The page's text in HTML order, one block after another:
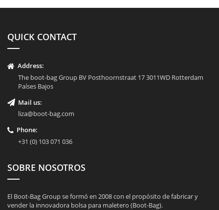
QUICK CONTACT
Address:
The boot-bag Group BV Posthoornstraat 17 3011WD Rotterdam
Países Bajos
Mail us:
liza@boot-bag.com
Phone:
+31 (0) 103 071 036
SOBRE NOSOTROS
El Boot-Bag Group se formó en 2008 con el propósito de fabricar y
vender la innovadora bolsa para maletero (Boot-Bag).